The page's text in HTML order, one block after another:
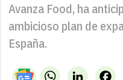
Avanza Food, ha
ambicioso plan de
España.
WhatsAppLinkedIn